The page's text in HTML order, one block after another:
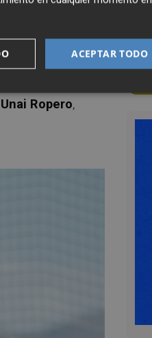
a un nivel
Soldevilay
Unai Ropero,
ACEPTAR TODO